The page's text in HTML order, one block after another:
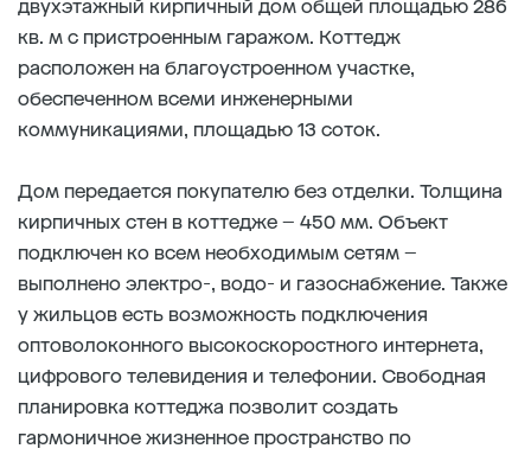
двухэтажный кирпичный дом общей площадью 286
кв. м с пристроенным гаражом. Коттедж
расположен на благоустроенном участке,
обеспеченном всеми инженерными
коммуникациями, площадью 13 соток.
Дом передается покупателю без отделки. Толщина
кирпичных стен в коттедже – 450 мм. Объект
подключен ко всем необходимым сетям –
выполнено электро-, водо- и газоснабжение. Также
у жильцов есть возможность подключения
оптоволоконного высокоскоростного интернета,
цифрового телевидения и телефонии. Свободная
планировка коттеджа позволит создать
гармоничное жизненное пространство по